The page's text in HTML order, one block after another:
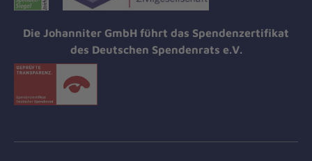
Die Johanniter GmbH führt das Spendenzertifikat
des Deutschen Spendenrats e.V.